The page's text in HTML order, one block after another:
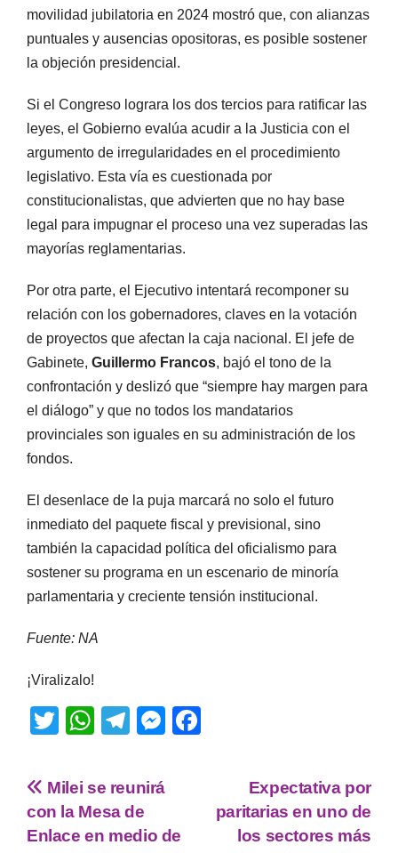
movilidad jubilatoria en 2024 mostró que, con alianzas
puntuales y ausencias opositoras, es posible sostener
la objeción presidencial.
Si el Congreso lograra los dos tercios para ratificar las
leyes, el Gobierno evalúa acudir a la Justicia con el
argumento de irregularidades en el procedimiento
legislativo. Esta vía es cuestionada por
constitucionalistas, que advierten que no hay base
legal para impugnar el proceso una vez superadas las
mayorías reglamentarias.
Por otra parte, el Ejecutivo intentará recomponer su
relación con los gobernadores, claves en la votación
de proyectos que afectan la caja nacional. El jefe de
Gabinete, Guillermo Francos, bajó el tono de la
confrontación y deslizó que “siempre hay margen para
el diálogo” y que no todos los mandatarios
provinciales son iguales en su administración de los
fondos.
El desenlace de la puja marcará no solo el futuro
inmediato del paquete fiscal y previsional, sino
también la capacidad política del oficialismo para
sostener su programa en un escenario de minoría
parlamentaria y creciente tensión institucional.
Fuente: NA
¡Viralizalo!
T
tt
er
W
at
s
A
T
e
gr
a
M
n
Expectativa por
paritarias en uno de
los sectores más
Milei se reunirá
con la Mesa de
Enlace en medio de